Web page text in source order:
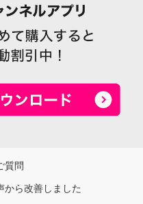
質問
から改善しました